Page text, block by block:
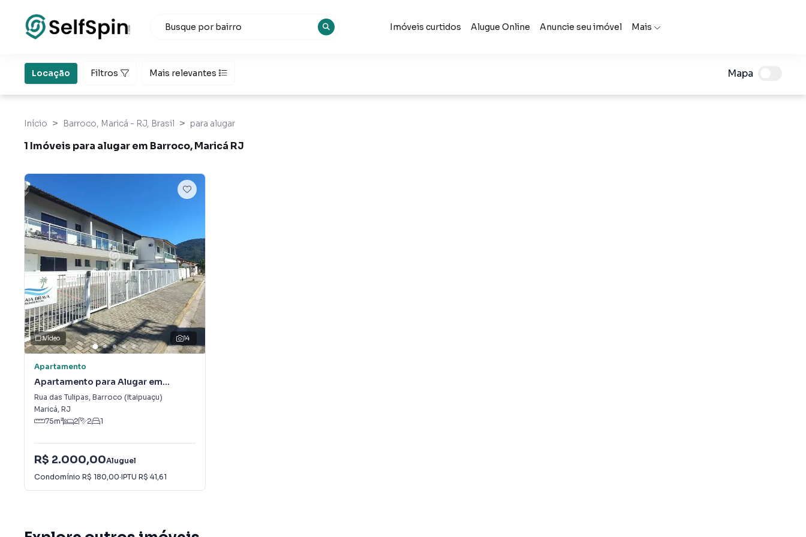
Imóveis curtidos Alugue Online Anuncie seu imóvel Mais
Locação Filtros Mais relevantes Mapa
Início Barroco, Maricá - RJ, Brasil para alugar
1 Imóveis para alugar em Barroco, Maricá RJ
14
Vídeo
Apartamento
Apartamento para Alugar em
Barroco (Itaipuaçu)
Rua das Tulipas, Barroco (Itaipuaçu)
Maricá, RJ
75m² 2 2 1
R$ 2.000,00Aluguel
Condomínio R$ 180,00·IPTU R$ 41,61